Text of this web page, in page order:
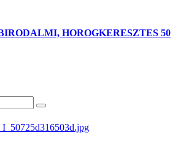
HOROGKERESZTES 50